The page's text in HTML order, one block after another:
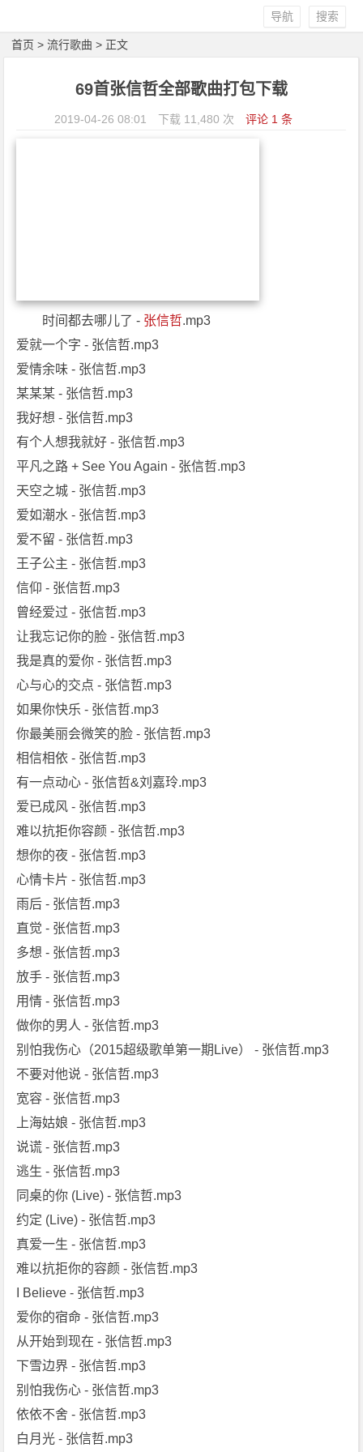
搜索
导航
首页 >流行歌曲 > 正文
69首张信哲全部歌曲打包下载
2019-04-26 08:01 下载 11,480 次 评论 1 条
时间都去哪儿了 - 张信哲.mp3
爱就一个字 - 张信哲.mp3
爱情余味 - 张信哲.mp3
某某某 - 张信哲.mp3
我好想 - 张信哲.mp3
有个人想我就好 - 张信哲.mp3
平凡之路 + See You Again - 张信哲.mp3
天空之城 - 张信哲.mp3
爱如潮水 - 张信哲.mp3
爱不留 - 张信哲.mp3
王子公主 - 张信哲.mp3
信仰 - 张信哲.mp3
曾经爱过 - 张信哲.mp3
让我忘记你的脸 - 张信哲.mp3
我是真的爱你 - 张信哲.mp3
心与心的交点 - 张信哲.mp3
如果你快乐 - 张信哲.mp3
你最美丽会微笑的脸 - 张信哲.mp3
相信相依 - 张信哲.mp3
有一点动心 - 张信哲&刘嘉玲.mp3
爱已成风 - 张信哲.mp3
难以抗拒你容颜 - 张信哲.mp3
想你的夜 - 张信哲.mp3
心情卡片 - 张信哲.mp3
雨后 - 张信哲.mp3
直觉 - 张信哲.mp3
多想 - 张信哲.mp3
放手 - 张信哲.mp3
用情 - 张信哲.mp3
做你的男人 - 张信哲.mp3
别怕我伤心（2015超级歌单第一期Live） - 张信哲.mp3
不要对他说 - 张信哲.mp3
宽容 - 张信哲.mp3
上海姑娘 - 张信哲.mp3
说谎 - 张信哲.mp3
逃生 - 张信哲.mp3
同桌的你 (Live) - 张信哲.mp3
约定 (Live) - 张信哲.mp3
真爱一生 - 张信哲.mp3
难以抗拒你的容颜 - 张信哲.mp3
I Believe - 张信哲.mp3
爱你的宿命 - 张信哲.mp3
从开始到现在 - 张信哲.mp3
下雪边界 - 张信哲.mp3
别怕我伤心 - 张信哲.mp3
依依不舍 - 张信哲.mp3
白月光 - 张信哲.mp3